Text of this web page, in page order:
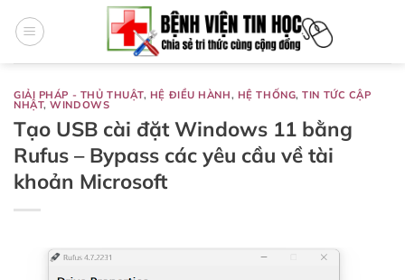
qua
GIẢI PHÁP - THỦ THUẬT, HỆ ĐIỀU HÀNH, HỆ THỐNG,TIN TỨC CẬP
NHẬT,WINDOWS
Tạo USB cài đặt Windows 11 bằng
Rufus – Bypass các yêu cầu về tài
khoản Microsoft